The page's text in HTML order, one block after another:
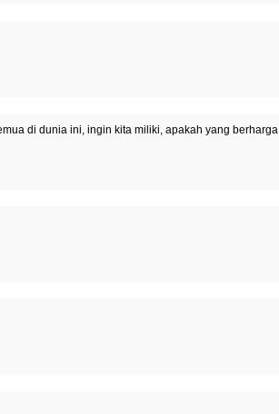
di dunia ini, ingin kita miliki, apakah yang